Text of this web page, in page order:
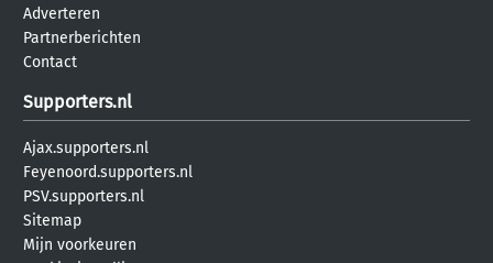
Adverteren
Partnerberichten
Contact
Supporters.nl
Ajax.supporters.nl
Feyenoord.supporters.nl
PSV.supporters.nl
Sitemap
Mijn voorkeuren